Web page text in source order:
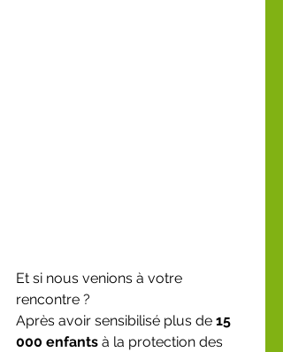
Et si nous venions à votre
rencontre ?
Après avoir sensibilisé plus de 15
000 enfants à la protection des